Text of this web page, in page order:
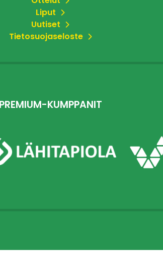
Liput
Uutiset
Tietosuojaseloste
PREMIUM-KUMPPANIT